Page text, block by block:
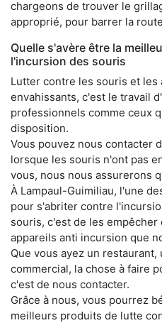
chargeons de trouver le
approprié, pour barrer la
Quelle s'avère être la
l'incursion des souris
Lutter contre les souris et les
envahissants, c'est le travail
professionnels comme ceux
disposition.
Vous pouvez nous contacter
lorsque les souris n'ont pas
vous, nous nous assurerons
À Lampaul-Guimiliau, l'une
pour s'abriter contre
souris, c'est de les
appareils anti incursion que
Que vous ayez un
commercial, la chose à faire
c'est de nous contacter.
Grâce à nous, vous pourrez
meilleurs produits de lutte